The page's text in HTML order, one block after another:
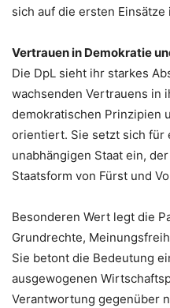
sich auf die ersten Einsätze
Vertrauen in Demokratie
Die DpL sieht ihr starkes
wachsenden Vertrauens in
demokratischen Prinzipien
orientiert. Sie setzt sich für
unabhängigen Staat ein,
Staatsform von Fürst und
Besonderen Wert legt die
Grundrechte,
Sie betont die Bedeutung
ausgewogenen
Verantwortung gegenüber